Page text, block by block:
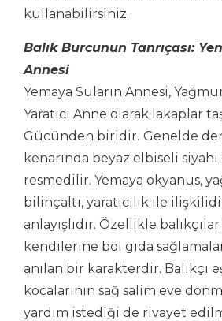
kullanabilirsiniz.
Balık Burcunun Tanrıçası:
Annesi
Yemaya Suların Annesi,
Yaratıcı Anne olarak lakaplar
Gücünden biridir. Genelde
kenarında beyaz elbiseli
resmedilir. Yemaya okyanus,
bilinçaltı, yaratıcılık ile
anlayışlıdır. Özellikle
kendilerine bol gıda
anılan bir karakterdir. Balıkçı
kocalarının sağ salim eve
yardım istediği de rivayet